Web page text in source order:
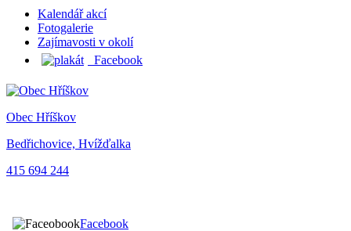
Kalendář akcí
Fotogalerie
Zajímavosti v okolí
Facebook
Obec Hříškov
Bedřichovice, Hvížďalka
415 694 244
Facebook